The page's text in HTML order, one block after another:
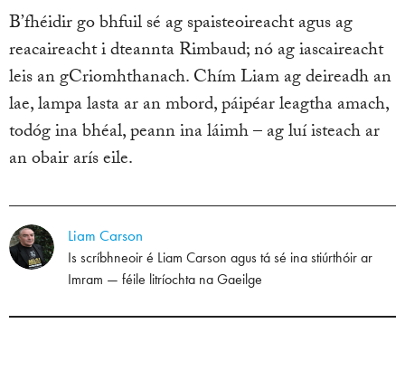
B’fhéidir go bhfuil sé ag spaisteoireacht agus ag
reacaireacht i dteannta Rimbaud; nó ag iascaireacht
leis an gCriomhthanach. Chím Liam ag deireadh an
lae, lampa lasta ar an mbord, páipéar leagtha amach,
todóg ina bhéal, peann ina láimh – ag luí isteach ar
an obair arís eile.
Liam Carson
Is scríbhneoir é Liam Carson agus tá sé ina stiúrthóir ar
Imram — féile litríochta na Gaeilge